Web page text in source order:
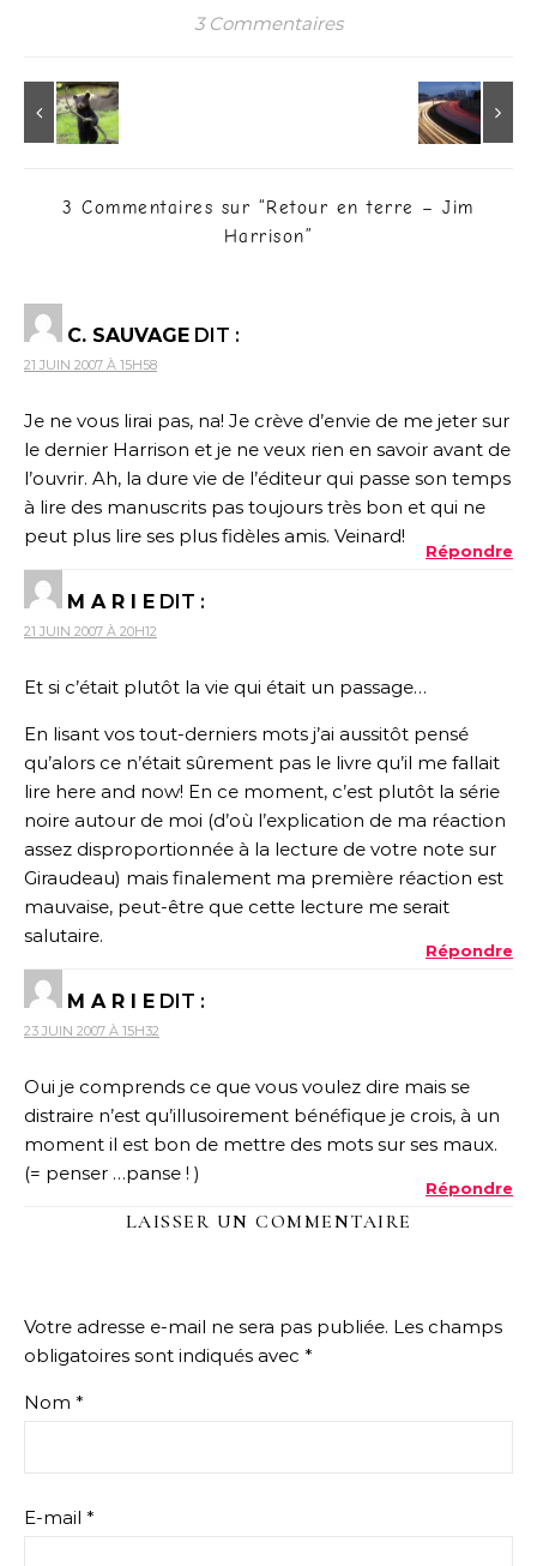
3 Commentaires
3 Commentaires sur “Retour en terre – Jim
Harrison”
C. SAUVAGE DIT :
21 JUIN 2007 À 15H58
Je ne vous lirai pas, na! Je crève d’envie de me jeter sur
le dernier Harrison et je ne veux rien en savoir avant de
l’ouvrir. Ah, la dure vie de l’éditeur qui passe son temps
à lire des manuscrits pas toujours très bon et qui ne
peut plus lire ses plus fidèles amis. Veinard!
Répondre
M A R I E DIT :
21 JUIN 2007 À 20H12
Et si c’était plutôt la vie qui était un passage…
En lisant vos tout-derniers mots j’ai aussitôt pensé
qu’alors ce n’était sûrement pas le livre qu’il me fallait
lire here and now! En ce moment, c’est plutôt la série
noire autour de moi (d’où l’explication de ma réaction
assez disproportionnée à la lecture de votre note sur
Giraudeau) mais finalement ma première réaction est
mauvaise, peut-être que cette lecture me serait
salutaire.
Répondre
M A R I E DIT :
23 JUIN 2007 À 15H32
Oui je comprends ce que vous voulez dire mais se
distraire n’est qu’illusoirement bénéfique je crois, à un
moment il est bon de mettre des mots sur ses maux.
(= penser …panse ! )
Répondre
LAISSER UN COMMENTAIRE
Votre adresse e-mail ne sera pas publiée. Les champs
obligatoires sont indiqués avec *
Nom *
E-mail *